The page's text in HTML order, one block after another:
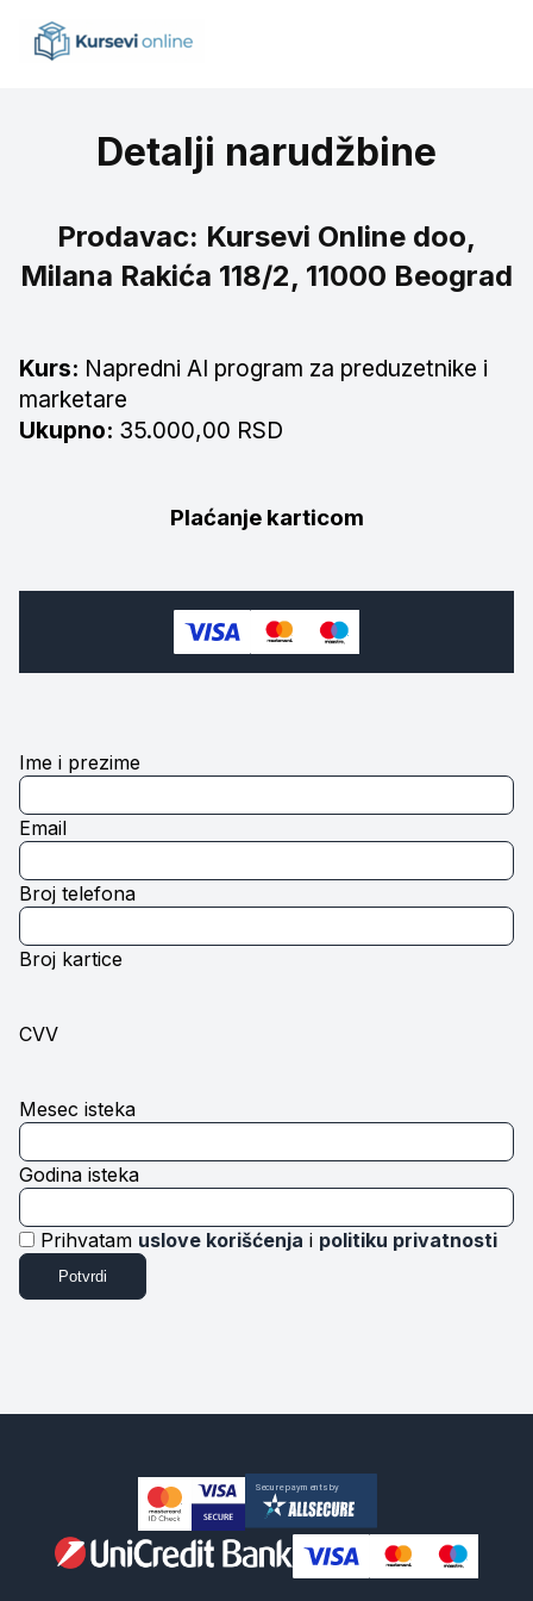
Detalji narudžbine
Prodavac: Kursevi Online doo,
Milana Rakića 118/2, 11000 Beograd
Kurs: Napredni AI program za preduzetnike i
marketare
Ukupno: 35.000,00 RSD
Plaćanje karticom
Ime i prezime
Email
Broj telefona
Broj kartice
CVV
Mesec isteka
Godina isteka
Prihvatam uslove korišćenja i politiku privatnosti